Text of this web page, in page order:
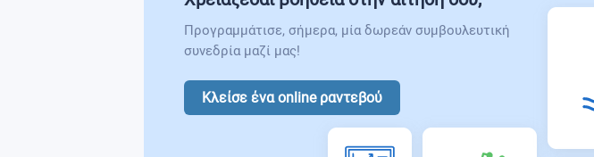
Προγραμμάτισε, σήμερα, μία δωρεάν συμβουλευτική
συνεδρία μαζί μας!
Κλείσε ένα online ραντεβού